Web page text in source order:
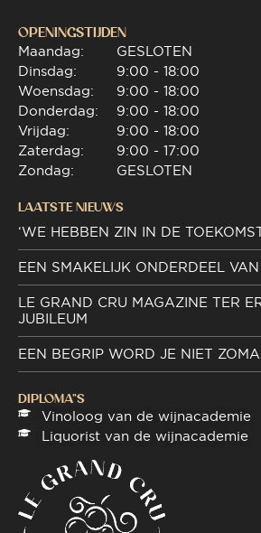
OPENINGSTIJDEN
Maandag:
Dinsdag:
Woensdag:
Donderdag:
Vrijdag:
Zaterdag:
Zondag:
GESLOTEN
9:00 - 18:00
9:00 - 18:00
9:00 - 18:00
9:00 - 18:00
9:00 - 17:00
GESLOTEN
LAATSTE NIEUWS
‘WE HEBBEN ZIN IN DE
EEN SMAKELIJK ONDERDEEL
LE GRAND CRU MAGAZINE TER
JUBILEUM
EEN BEGRIP WORD JE NIET
DIPLOMA"S
Vinoloog van de wijnacademie
Liquorist van de wijnacademie